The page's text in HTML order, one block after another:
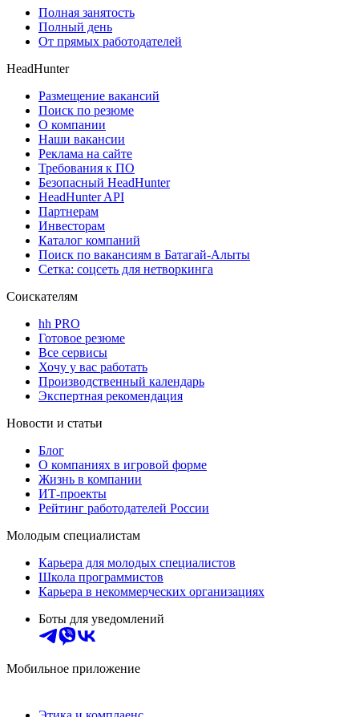
Полная занятость
Полный день
От прямых работодателей
HeadHunter
Размещение вакансий
Поиск по резюме
О компании
Наши вакансии
Реклама на сайте
Требования к ПО
Безопасный HeadHunter
HeadHunter API
Партнерам
Инвесторам
Каталог компаний
Поиск по вакансиям в Батагай-Алыты
Сетка: соцсеть для нетворкинга
Соискателям
hh PRO
Готовое резюме
Все сервисы
Хочу у вас работать
Производственный календарь
Экспертная рекомендация
Новости и статьи
Блог
О компаниях в игровой форме
Жизнь в компании
ИТ-проекты
Рейтинг работодателей России
Молодым специалистам
Карьера для молодых специалистов
Школа программистов
Карьера в некоммерческих организациях
Боты для уведомлений
Мобильное приложение